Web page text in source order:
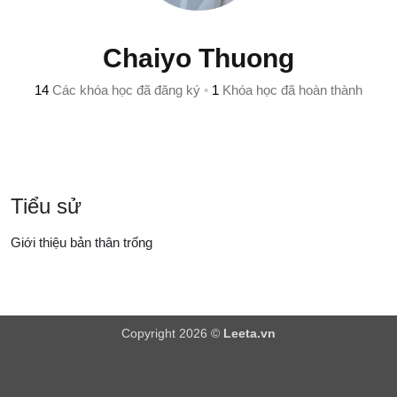
Chaiyo Thuong
14 Các khóa học đã đăng ký • 1 Khóa học đã hoàn thành
Tiểu sử
Giới thiệu bản thân trống
Copyright 2026 © Leeta.vn